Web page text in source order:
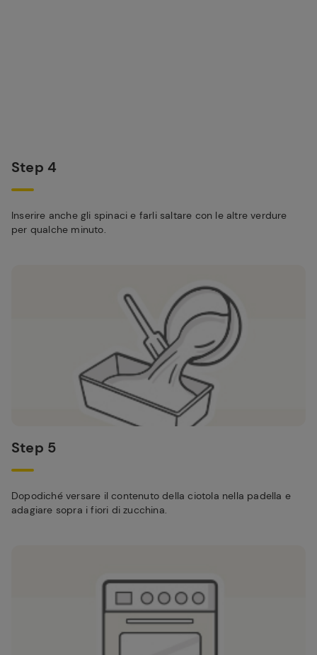
Step 4
Inserire anche gli spinaci e farli saltare con le altre verdure
per qualche minuto.
Step 5
Dopodiché versare il contenuto della ciotola nella padella e
adagiare sopra i fiori di zucchina.